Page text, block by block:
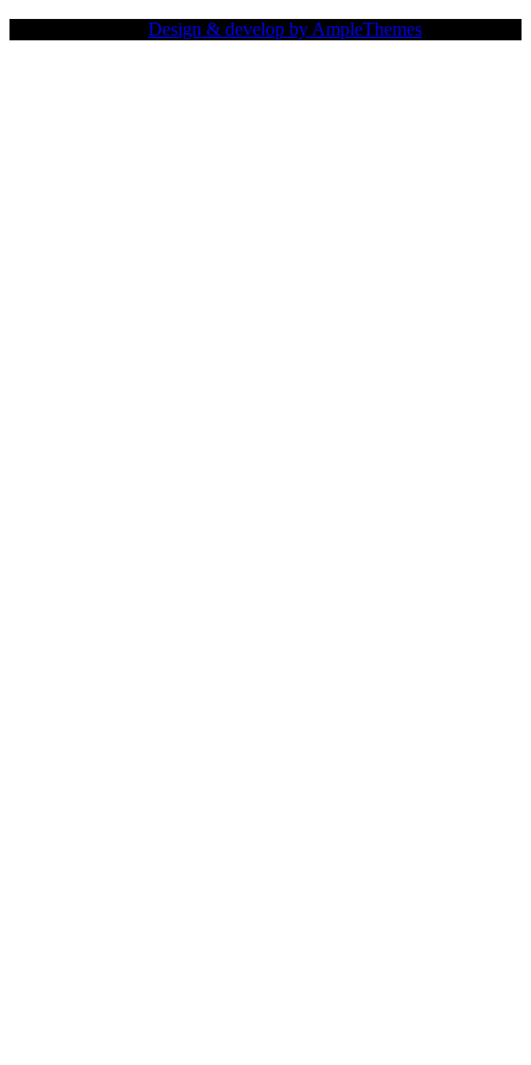
Design & develop by AmpleThemes